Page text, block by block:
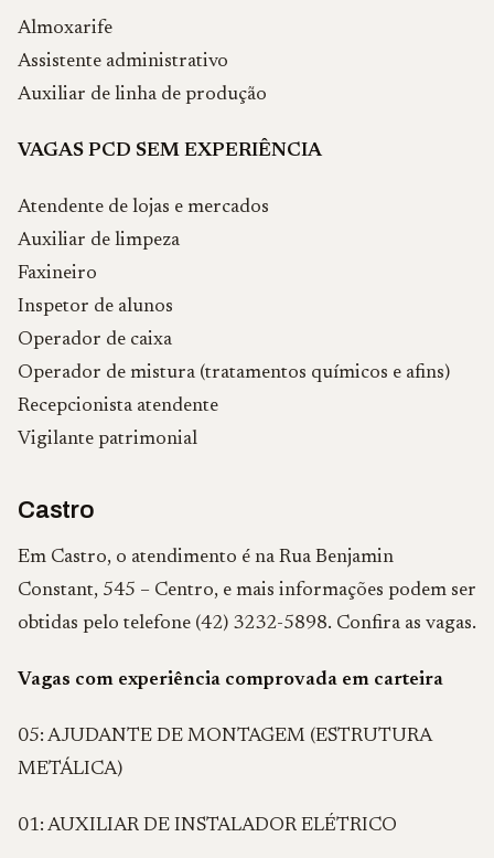
Almoxarife
Assistente administrativo
Auxiliar de linha de produção
VAGAS PCD SEM EXPERIÊNCIA
Atendente de lojas e mercados
Auxiliar de limpeza
Faxineiro
Inspetor de alunos
Operador de caixa
Operador de mistura (tratamentos químicos e afins)
Recepcionista atendente
Vigilante patrimonial
Castro
Em Castro, o atendimento é na Rua Benjamin
Constant, 545 – Centro, e mais informações podem ser
obtidas pelo telefone (42) 3232-5898. Confira as vagas.
Vagas com experiência comprovada em carteira
05: AJUDANTE DE MONTAGEM (ESTRUTURA
METÁLICA)
01: AUXILIAR DE INSTALADOR ELÉTRICO